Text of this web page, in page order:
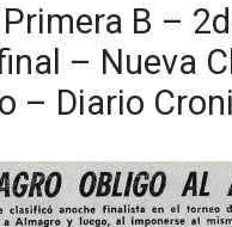
B –
– Nueva
– Diario